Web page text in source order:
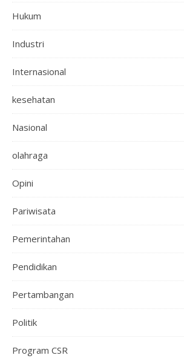
Hukum
Industri
Internasional
kesehatan
Nasional
olahraga
Opini
Pariwisata
Pemerintahan
Pendidikan
Pertambangan
Politik
Program CSR